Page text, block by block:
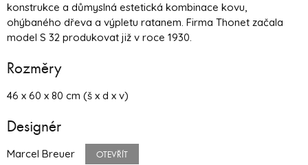
konstrukce a důmyslná estetická kombinace kovu,
ohýbaného dřeva a výpletu ratanem. Firma Thonet začala
model S 32 produkovat již v roce 1930.
Rozměry
46 x 60 x 80 cm (š x d x v)
Designér
Marcel Breuer OTEVŘÍT